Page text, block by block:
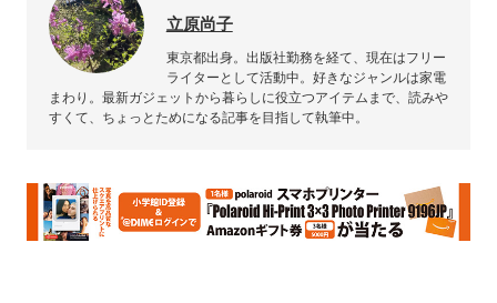
立原尚子
東京都出身。出版社勤務を経て、現在はフリー
ライターとして活動中。好きなジャンルは家電
まわり。最新ガジェットから暮らしに役立つアイテムまで、読みや
すくて、ちょっとためになる記事を目指して執筆中。